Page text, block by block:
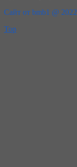
Сайт от bmb1 @ 2022
Top